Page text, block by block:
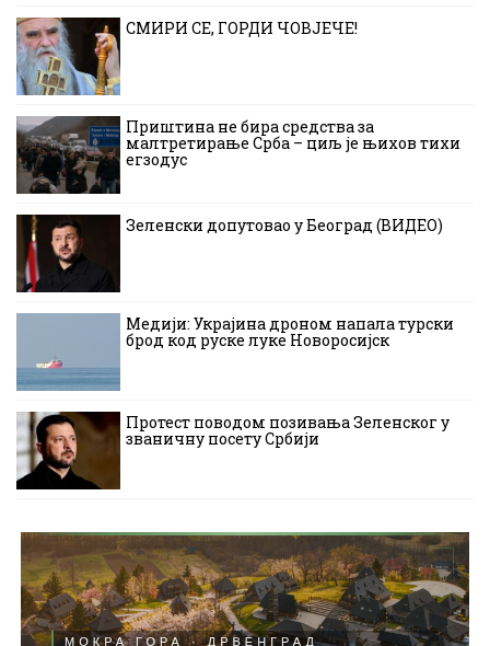
СМИРИ СЕ, ГОРДИ ЧОВЈЕЧЕ!
Приштина не бира средства за
малтретирање Срба – циљ је њихов тихи
егзодус
Зеленски допутовао у Београд (ВИДЕО)
Медији: Украјина дроном напала турски
брод код руске луке Новоросијск
Протест поводом позивања Зеленског у
званичну посету Србији